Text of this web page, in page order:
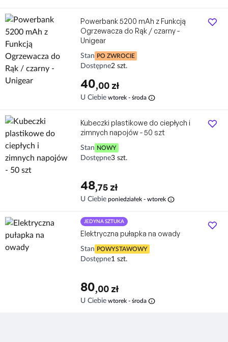
Powerbank 5200 mAh z Funkcją
Ogrzewacza do Rąk / czarny -
Unigear
Stan PO ZWROCIE
Dostępne2 szt.
40,00 zł
U Ciebie wtorek - środa info
Kubeczki plastikowe do ciepłych i
zimnych napojów - 50 szt
Stan NOWY
Dostępne3 szt.
48,75 zł
U Ciebie poniedziałek - wtorek info
JEDYNA SZTUKA
Elektryczna pułapka na owady
Stan POWYSTAWOWY
Dostępne1 szt.
80,00 zł
U Ciebie wtorek - środa info